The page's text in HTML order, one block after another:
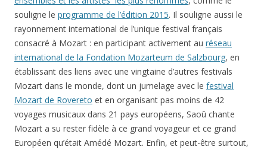
souligne le programme de l’édition 2015. Il souligne aussi le
rayonnement international de l’unique festival français
consacré à Mozart : en participant activement au réseau
international de la Fondation Mozarteum de Salzbourg, en
établissant des liens avec une vingtaine d’autres festivals
Mozart dans le monde, dont un jumelage avec le festival
Mozart de Rovereto et en organisant pas moins de 42
voyages musicaux dans 21 pays européens, Saoû chante
Mozart a su rester fidèle à ce grand voyageur et ce grand
Européen qu’était Amédé Mozart. Enfin, et peut-être surtout,